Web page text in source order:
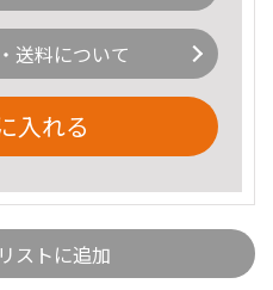
送料について
入れる
ストに追加